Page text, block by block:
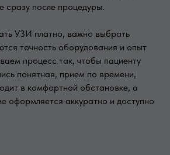
сразу после процедуры.
УЗИ платно, важно выбрать
точность оборудования и опыт
процесс так, чтобы пациенту
понятная, прием по времени,
в комфортной обстановке, а
оформляется аккуратно и доступно